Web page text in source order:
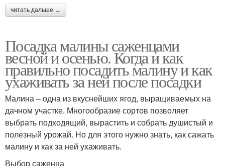
читать дальше →
Посадка малины саженцами
весной и осенью. Когда и как
правильно посадить малину и как
ухаживать за ней после посадки
Малина – одна из вкуснейших ягод, выращиваемых на
дачном участке. Многообразие сортов позволяет
выбрать подходящий, вырастить и собрать душистый и
полезный урожай. Но для этого нужно знать, как сажать
малину и как за ней ухаживать.
Выбор саженца